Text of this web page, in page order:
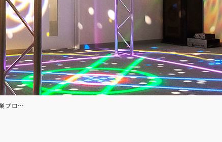
照明協力：「挑む中小企業プロジェクト2025」プレイベント＠浜松市